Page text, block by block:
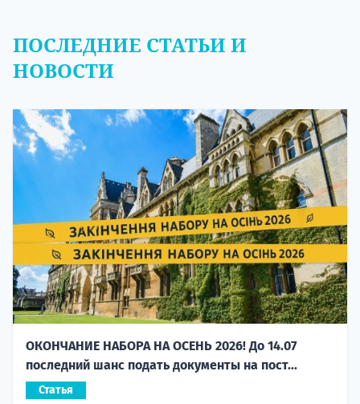
ПОСЛЕДНИЕ СТАТЬИ И
НОВОСТИ
ОКОНЧАНИЕ НАБОРА НА ОСЕНЬ 2026! До 14.07
последний шанс подать документы на пост...
Статья